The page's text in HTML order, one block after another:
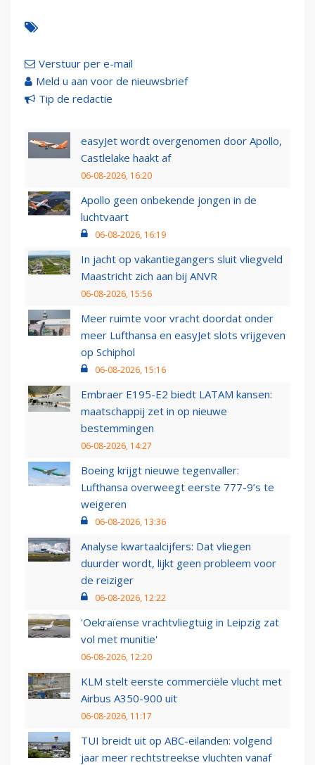
Verstuur per e-mail
Meld u aan voor de nieuwsbrief
Tip de redactie
easyJet wordt overgenomen door Apollo,
Castlelake haakt af
06-08-2026, 16:20
Apollo geen onbekende jongen in de
luchtvaart
06-08-2026, 16:19
In jacht op vakantiegangers sluit vliegveld
Maastricht zich aan bij ANVR
06-08-2026, 15:56
Meer ruimte voor vracht doordat onder
meer Lufthansa en easyJet slots vrijgeven
op Schiphol
06-08-2026, 15:16
Embraer E195-E2 biedt LATAM kansen:
maatschappij zet in op nieuwe
bestemmingen
06-08-2026, 14:27
Boeing krijgt nieuwe tegenvaller:
Lufthansa overweegt eerste 777-9’s te
weigeren
06-08-2026, 13:36
Analyse kwartaalcijfers: Dat vliegen
duurder wordt, lijkt geen probleem voor
de reiziger
06-08-2026, 12:22
'Oekraïense vrachtvliegtuig in Leipzig zat
vol met munitie'
06-08-2026, 12:20
KLM stelt eerste commerciële vlucht met
Airbus A350-900 uit
06-08-2026, 11:17
TUI breidt uit op ABC-eilanden: volgend
jaar meer rechtstreekse vluchten vanaf